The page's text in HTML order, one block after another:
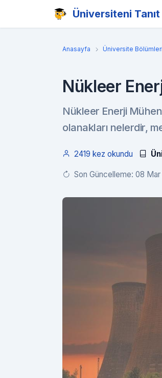
Üniversiteni Tanıt
Anasayfa Üniversite Bölümleri
Nükleer
Nükleer Enerji
olanakları nelerdir,
2419 kez okundu
Son Güncelleme: 08